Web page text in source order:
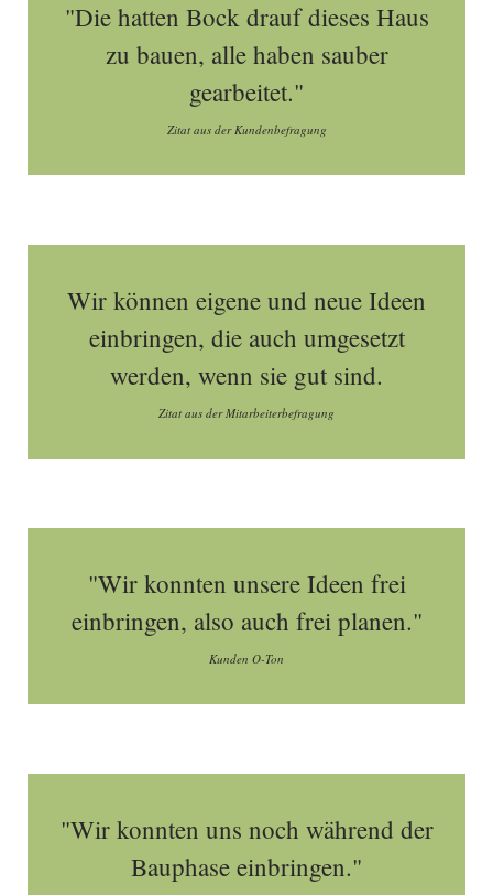
"Die hatten Bock drauf dieses Haus
zu bauen, alle haben sauber
gearbeitet."
Zitat aus der Kundenbefragung
Wir können eigene und neue Ideen
einbringen, die auch umgesetzt
werden, wenn sie gut sind.
Zitat aus der Mitarbeiterbefragung
"Wir konnten unsere Ideen frei
einbringen, also auch frei planen."
Kunden O-Ton
"Wir konnten uns noch während der
Bauphase einbringen."